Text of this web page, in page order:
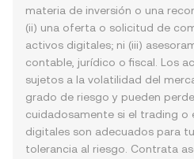
materia de inversión o una
(ii) una oferta o solicitud de
activos digitales; ni (iii)
contable, jurídico o fiscal. Los
sujetos a la volatilidad del
grado de riesgo y pueden
cuidadosamente si el trading o
digitales son adecuados para
tolerancia al riesgo. Contrata